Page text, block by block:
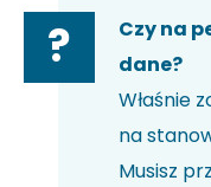
?
Czy na
dane?
Właśnie
na
Musisz